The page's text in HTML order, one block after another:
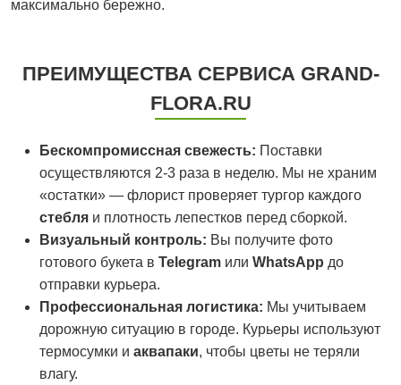
максимально бережно.
ПРЕИМУЩЕСТВА СЕРВИСА GRAND-
FLORA.RU
Бескомпромиссная свежесть: Поставки
осуществляются 2-3 раза в неделю. Мы не храним
«остатки» — флорист проверяет тургор каждого
стебля и плотность лепестков перед сборкой.
Визуальный контроль: Вы получите фото
готового букета в Telegram или WhatsApp до
отправки курьера.
Профессиональная логистика: Мы учитываем
дорожную ситуацию в городе. Курьеры используют
термосумки и аквапаки, чтобы цветы не теряли
влагу.